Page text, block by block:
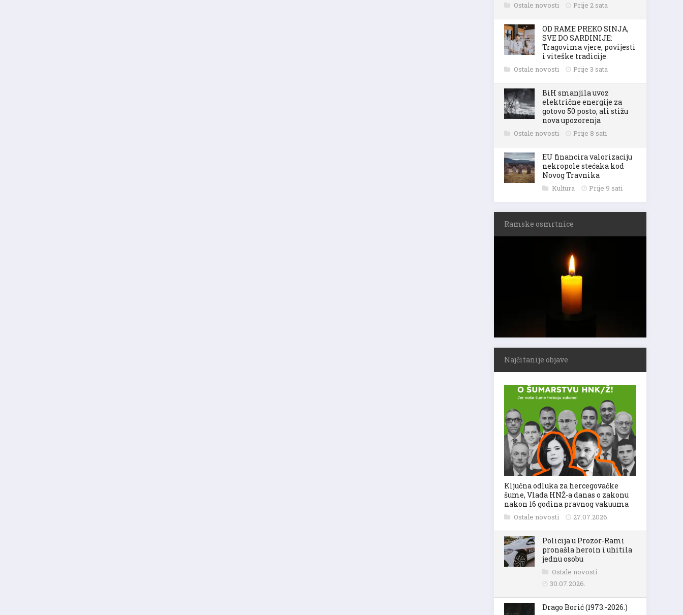
Ostale novosti Prije 2 sata
OD RAME PREKO SINJA,
SVE DO SARDINIJE:
Tragovima vjere, povijesti
i viteške tradicije
Ostale novosti Prije 3 sata
BiH smanjila uvoz
električne energije za
gotovo 50 posto, ali stižu
nova upozorenja
Ostale novosti Prije 8 sati
EU financira valorizaciju
nekropole stećaka kod
Novog Travnika
Kultura Prije 9 sati
Ramske osmrtnice
Najčitanije objave
Ključna odluka za hercegovačke
šume, Vlada HNŽ-a danas o zakonu
nakon 16 godina pravnog vakuuma
Ostale novosti 27.07.2026.
Policija u Prozor-Rami
pronašla heroin i uhitila
jednu osobu
Ostale novosti
30.07.2026.
Drago Borić (1973.-2026.)